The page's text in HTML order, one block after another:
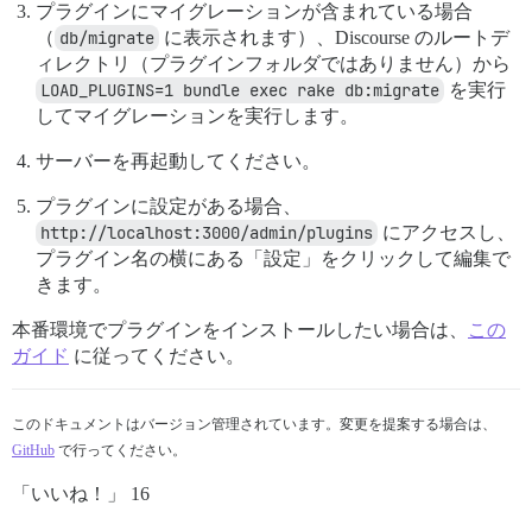
プラグインにマイグレーションが含まれている場合
（ db/migrate に表示されます）、Discourse のルートデ
ィレクトリ（プラグインフォルダではありません）から
LOAD_PLUGINS=1 bundle exec rake db:migrate を実行
してマイグレーションを実行します。
サーバーを再起動してください。
プラグインに設定がある場合、
http://localhost:3000/admin/plugins にアクセスし、
プラグイン名の横にある「設定」をクリックして編集で
きます。
本番環境でプラグインをインストールしたい場合は、
この
ガイド に従ってください。
このドキュメントはバージョン管理されています。変更を提案する場合は、
GitHub で行ってください。
「いいね！」 16